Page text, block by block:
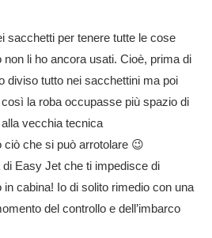
sacchetti per tenere tutte le cose
non li ho ancora usati. Cioè, prima di
diviso tutto nei sacchettini ma poi
la roba occupasse più spazio di
vecchia tecnica
ciò che si può arrotolare 😉
Easy Jet che ti impedisce di
in cabina! Io di solito rimedio con una
del controllo e dell’imbarco